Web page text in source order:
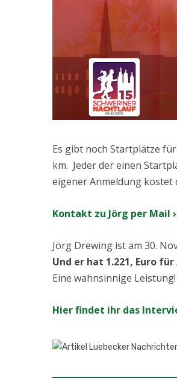
Es gibt noch Startplätze
km. Jeder der einen
eigener Anmeldung kostet
Kontakt zu Jörg per Mail
Jörg Drewing ist am 30.
Und er hat 1.221, Euro
Eine wahnsinnige
Hier findet ihr das